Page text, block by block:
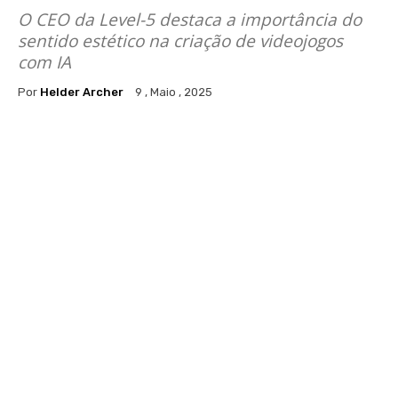
O CEO da Level-5 destaca a importância do
sentido estético na criação de videojogos
com IA
Por Helder Archer 9 , Maio , 2025